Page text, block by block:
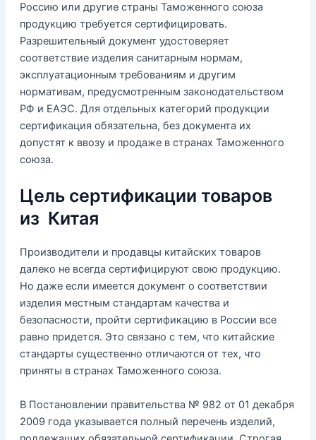
Россию или другие страны Таможенного союза
продукцию требуется сертифицировать.
Разрешительный документ удостоверяет
соответствие изделия санитарным нормам,
эксплуатационным требованиям и другим
нормативам, предусмотренным законодательством
РФ и ЕАЭС. Для отдельных категорий продукции
сертификация обязательна, без документа их
допустят к ввозу и продаже в странах Таможенного
союза.
Цель сертификации товаров
из Китая
Производители и продавцы китайских товаров
далеко не всегда сертифицируют свою продукцию.
Но даже если имеется документ о соответствии
изделия местным стандартам качества и
безопасности, пройти сертификацию в России все
равно придется. Это связано с тем, что китайские
стандарты существенно отличаются от тех, что
приняты в странах Таможенного союза.
В Постановлении правительства № 982 от 01 декабря
2009 года указывается полный перечень изделий,